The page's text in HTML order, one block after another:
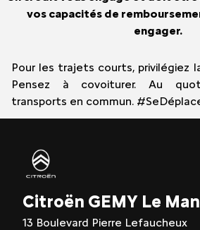
vos capacités de
engager.
Pour les trajets courts, privilégiez
Pensez à covoiturer. Au
transports en commun.
Citroën GEMY Le
13 Boulevard Pierre Lefaucheux